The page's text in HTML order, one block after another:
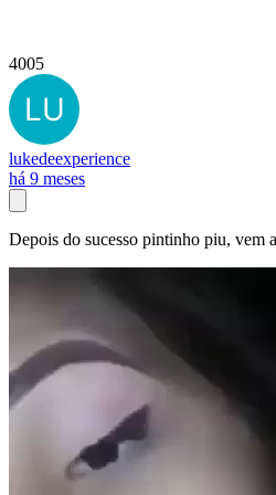
4005
lukedeexperience
há 9 meses
Depois do sucesso pintinho piu, vem